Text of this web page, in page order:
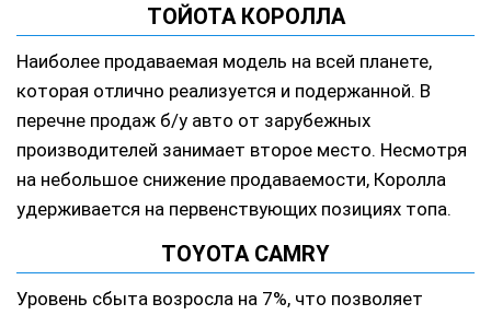
ТОЙОТА КОРОЛЛА
Наиболее продаваемая модель на всей планете,
которая отлично реализуется и подержанной. В
перечне продаж б/у авто от зарубежных
производителей занимает второе место. Несмотря
на небольшое снижение продаваемости, Королла
удерживается на первенствующих позициях топа.
TOYOTA CAMRY
Уровень сбыта возросла на 7%, что позволяет